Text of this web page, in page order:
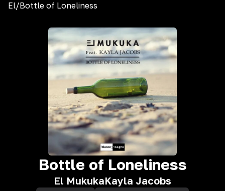
El/Bottle of Loneliness
Bottle of Loneliness
El MukukaKayla Jacobs